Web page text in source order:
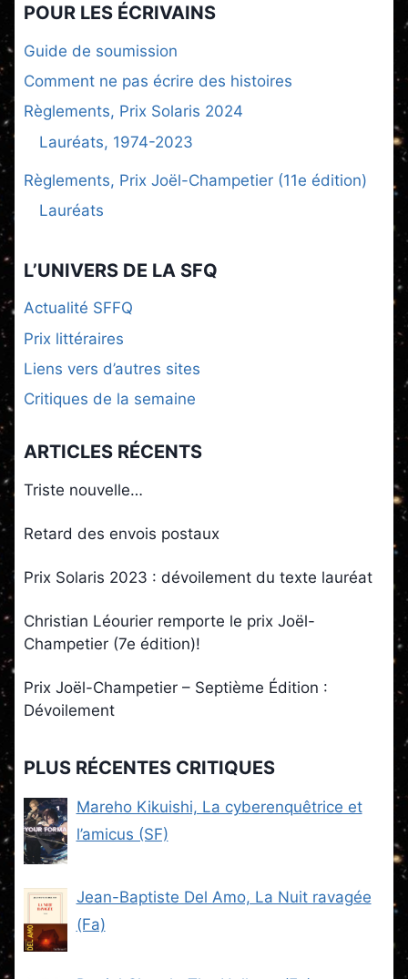
POUR LES ÉCRIVAINS
Guide de soumission
Comment ne pas écrire des histoires
Règlements, Prix Solaris 2024
Lauréats, 1974-2023
Règlements, Prix Joël-Champetier (11e édition)
Lauréats
L’UNIVERS DE LA SFQ
Actualité SFFQ
Prix littéraires
Liens vers d’autres sites
Critiques de la semaine
ARTICLES RÉCENTS
Triste nouvelle…
Retard des envois postaux
Prix Solaris 2023 : dévoilement du texte lauréat
Christian Léourier remporte le prix Joël-
Champetier (7e édition)!
Prix Joël-Champetier – Septième Édition :
Dévoilement
PLUS RÉCENTES CRITIQUES
Mareho Kikuishi, La cyberenquêtrice et
l’amicus (SF)
Jean-Baptiste Del Amo, La Nuit ravagée
(Fa)